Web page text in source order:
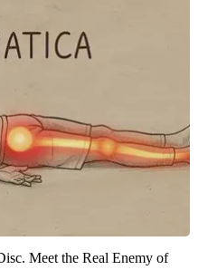
Meet the Real Enemy of